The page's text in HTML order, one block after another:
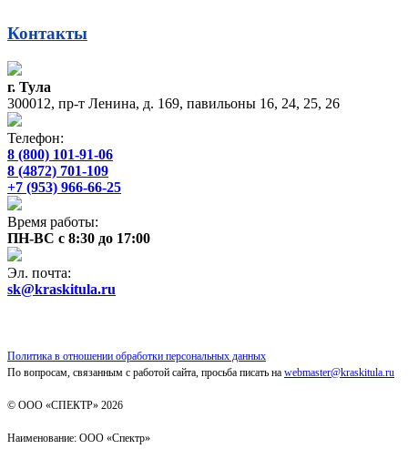
Контакты
г. Тула
300012, пр-т Ленина, д. 169, павильоны 16, 24, 25, 26
Телефон:
8 (800) 101-91-06
8 (4872) 701-109
+7 (953) 966-66-25
Время работы:
ПН-ВС с 8:30 до 17:00
Эл. почта:
sk@kraskitula.ru
Политика в отношении обработки персональных данных
По вопросам, связанным с работой сайта, просьба писать на webmaster@kraskitula.ru
© ООО «СПЕКТР» 2026
Наименование: ООО «Спектр»